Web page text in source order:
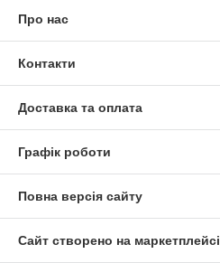
Про нас
Контакти
Доставка та оплата
Графік роботи
Повна версія сайту
Сайт створено на маркетплейсі